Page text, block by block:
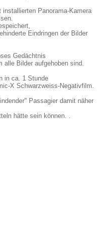
Panorama-Kamera
Eindringen der Bilder
Gedächtnis
alle Bilder aufgehoben sind.
in ca. 1 Stunde
X Schwarzweiss-Negativfilm.
Passagier damit näher
hätte sein können. .